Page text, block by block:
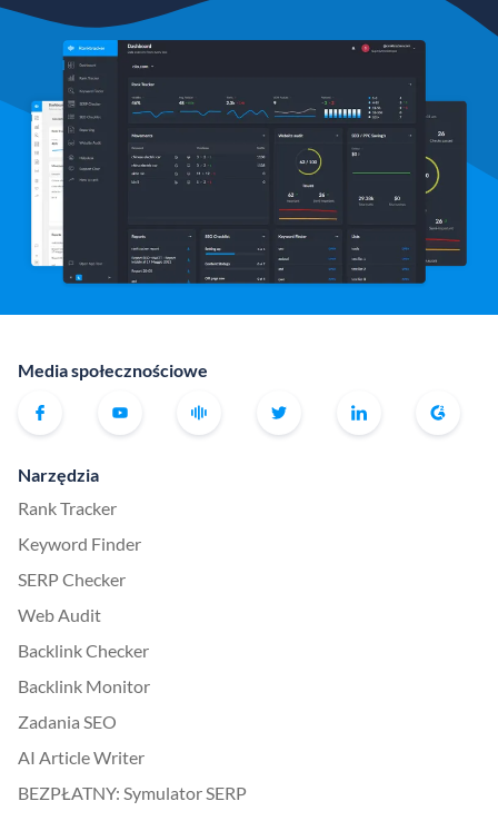
Media społecznościowe
Narzędzia
Rank Tracker
Keyword Finder
SERP Checker
Web Audit
Backlink Checker
Backlink Monitor
Zadania SEO
AI Article Writer
BEZPŁATNY: Symulator SERP